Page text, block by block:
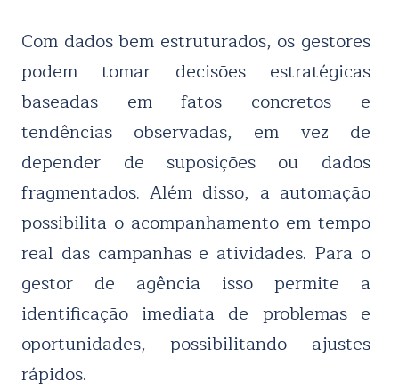
Com dados bem estruturados, os gestores
podem tomar decisões estratégicas
baseadas em fatos concretos e
tendências observadas, em vez de
depender de suposições ou dados
fragmentados. Além disso, a automação
possibilita o acompanhamento em tempo
real das campanhas e atividades. Para o
gestor de agência isso permite a
identificação imediata de problemas e
oportunidades, possibilitando ajustes
rápidos.